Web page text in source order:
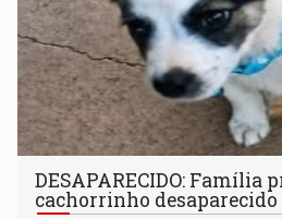
DESAPARECIDO: Família
cachorrinho desaparecido